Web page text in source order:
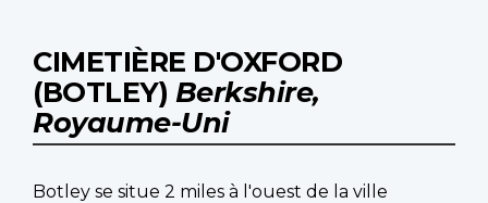
CIMETIÈRE D'OXFORD
(BOTLEY) Berkshire,
Royaume-Uni
Botley se situe 2 miles à l'ouest de la ville